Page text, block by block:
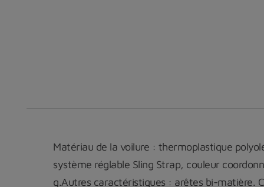
Matériau de la voilure : thermoplastique
système réglable Sling Strap, couleur
g.Autres caractéristiques : arêtes bi-matière.